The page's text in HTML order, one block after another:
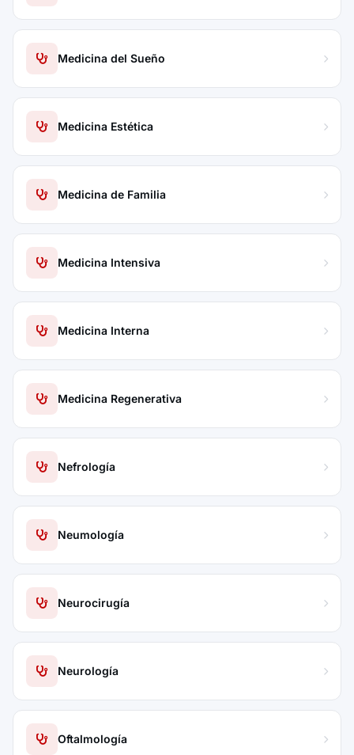
Medicina del Sueño
Medicina Estética
Medicina de Familia
Medicina Intensiva
Medicina Interna
Medicina Regenerativa
Nefrología
Neumología
Neurocirugía
Neurología
Oftalmología